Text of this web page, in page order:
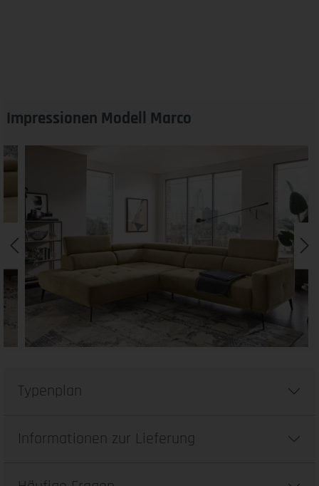
Impressionen Modell Marco
Typenplan
Informationen zur Lieferung